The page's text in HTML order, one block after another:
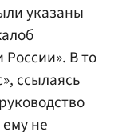
указаны
В то
, ссылаясь
не